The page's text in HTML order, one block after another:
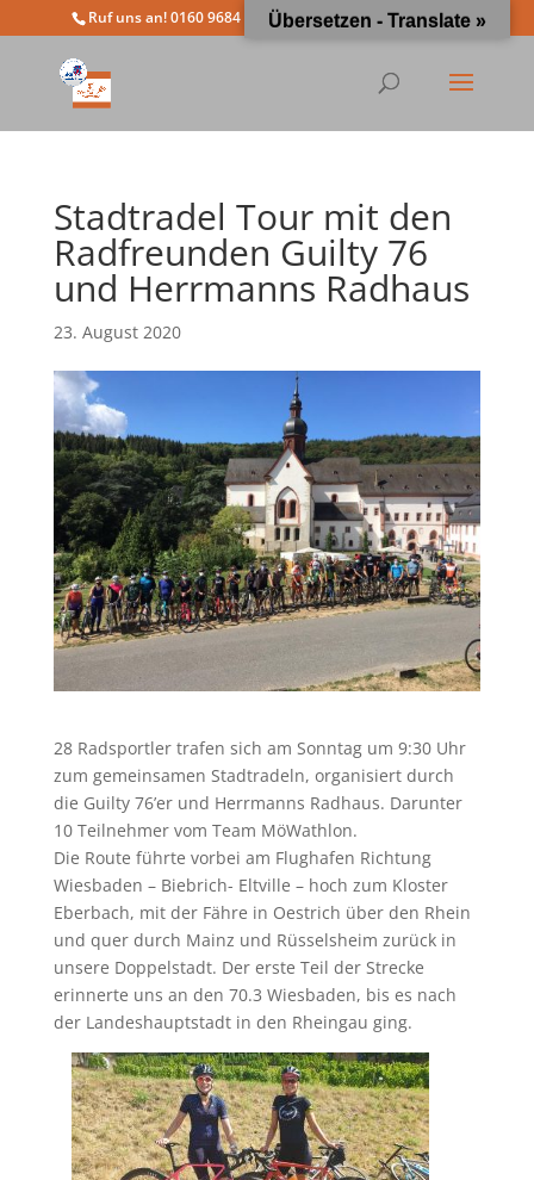
Ruf uns an! 0160 9684 4963 info@moewathlon.de
Stadtradel Tour mit den
Radfreunden Guilty 76
und Herrmanns Radhaus
23. August 2020
28 Radsportler trafen sich am Sonntag um 9:30 Uhr
zum gemeinsamen Stadtradeln, organisiert durch
die Guilty 76’er und Herrmanns Radhaus. Darunter
10 Teilnehmer vom Team MöWathlon.
Die Route führte vorbei am Flughafen Richtung
Wiesbaden – Biebrich- Eltville – hoch zum Kloster
Eberbach, mit der Fähre in Oestrich über den Rhein
und quer durch Mainz und Rüsselsheim zurück in
unsere Doppelstadt. Der erste Teil der Strecke
erinnerte uns an den 70.3 Wiesbaden, bis es nach
der Landeshauptstadt in den Rheingau ging.
Übersetzen - Translate »